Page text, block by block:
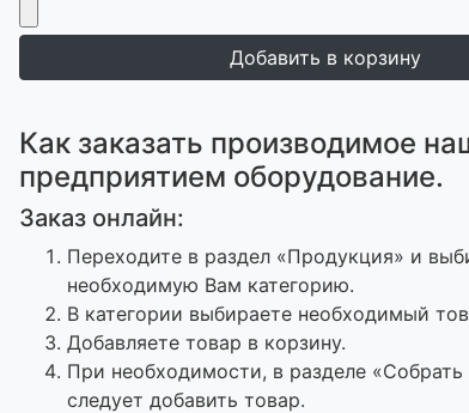
Как заказать производимое
предприятием оборудование.
Заказ онлайн:
Переходите в раздел «Продукция» и
необходимую Вам категорию.
В категории выбираете необходимый
Добавляете товар в корзину.
При необходимости, в разделе «Собрать
следует добавить товар.